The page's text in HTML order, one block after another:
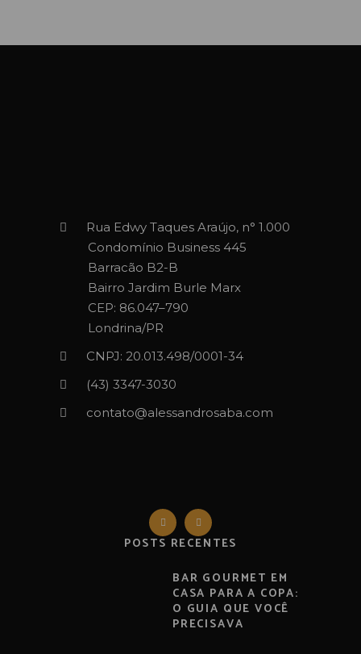
Rua Edwy Taques Araújo, n° 1.000
Condomínio Business 445
Barracão B2-B
Bairro Jardim Burle Marx
CEP: 86.047–790
Londrina/PR
CNPJ: 20.013.498/0001-34
(43) 3347-3030‬‬
contato@alessandrosaba.com
POSTS RECENTES
BAR GOURMET EM
CASA PARA A COPA:
O GUIA QUE VOCÊ
PRECISAVA